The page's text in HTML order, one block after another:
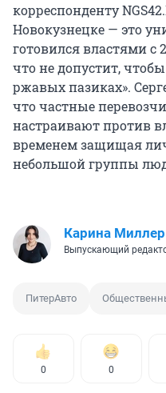
корреспонденту
Новокузнецке — это
готовился властями с
что не допустит,
ржавых пазиках».
что частные
настраивают против
временем защищая
небольшой группы
Карина Миллер
Выпускающий
ПитерАвто
0 0